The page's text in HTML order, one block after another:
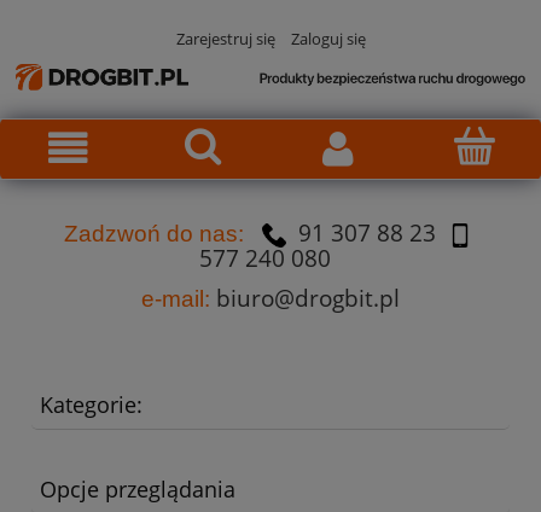
Zarejestruj się Zaloguj się
Zadzwoń do nas:
91 307 88 23
577 240 080
e-mail: biuro@drogbit.pl
Kategorie:
Opcje przeglądania